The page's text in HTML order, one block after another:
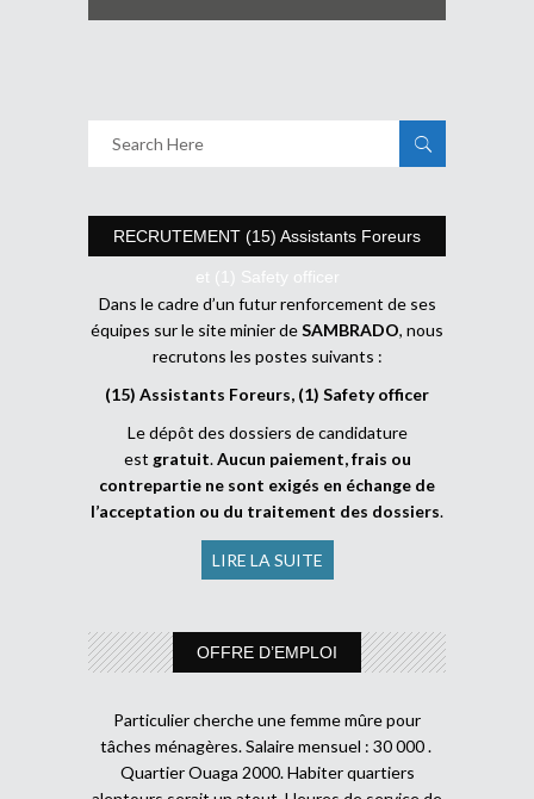
RECRUTEMENT (15) Assistants Foreurs
et (1) Safety officer
Dans le cadre d’un futur renforcement de ses
équipes sur le site minier deSAMBRADO, nous
recrutons les postes suivants :
(15) Assistants Foreurs, (1) Safety officer
Le dépôt des dossiers de candidature
est gratuit.Aucun paiement, frais ou
contrepartie ne sont exigés en échange de
l’acceptation ou du traitement des dossiers.
LIRE LA SUITE
OFFRE D’EMPLOI
Particulier cherche une femme mûre pour
tâches ménagères. Salaire mensuel : 30 000 .
Quartier Ouaga 2000. Habiter quartiers